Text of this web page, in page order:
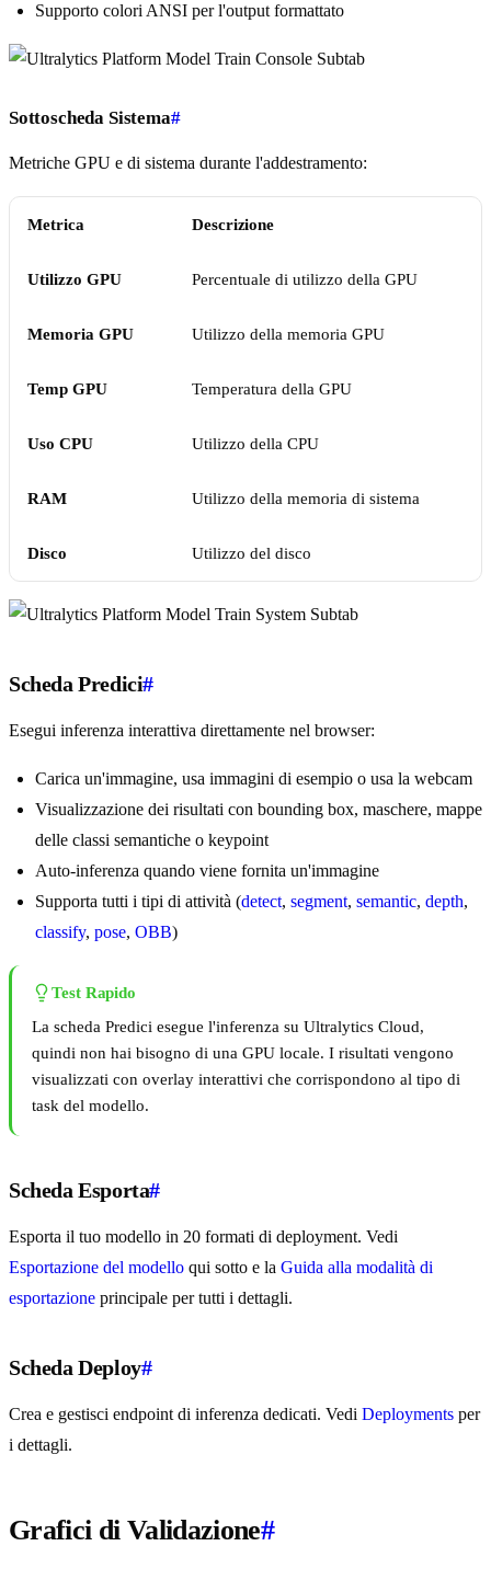
Supporto colori ANSI per l'output formattato
Sottoscheda Sistema#
Metriche GPU e di sistema durante l'addestramento:
Metrica Descrizione
Utilizzo GPU Percentuale di utilizzo della GPU
Memoria GPU Utilizzo della memoria GPU
Temp GPU Temperatura della GPU
Uso CPU Utilizzo della CPU
RAM Utilizzo della memoria di sistema
Disco Utilizzo del disco
Scheda Predici#
Esegui inferenza interattiva direttamente nel browser:
Carica un'immagine, usa immagini di esempio o usa la webcam
Visualizzazione dei risultati con bounding box, maschere, mappe
delle classi semantiche o keypoint
Auto-inferenza quando viene fornita un'immagine
Supporta tutti i tipi di attività (detect, segment, semantic, depth,
classify, pose, OBB)
Test Rapido
La scheda Predici esegue l'inferenza su Ultralytics Cloud,
quindi non hai bisogno di una GPU locale. I risultati vengono
visualizzati con overlay interattivi che corrispondono al tipo di
task del modello.
Scheda Esporta#
Esporta il tuo modello in 20 formati di deployment. Vedi
Esportazione del modello qui sotto e la Guida alla modalità di
esportazione principale per tutti i dettagli.
Scheda Deploy#
Crea e gestisci endpoint di inferenza dedicati. Vedi Deployments per
i dettagli.
Grafici di Validazione#